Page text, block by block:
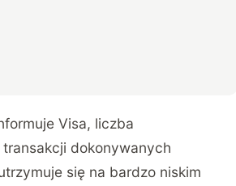
Visa, liczba
dokonywanych
się na bardzo niskim